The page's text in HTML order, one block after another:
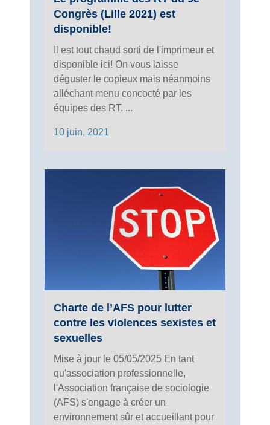
Congrès (Lille 2021) est
disponible!
Il est tout chaud sorti de l'imprimeur et
disponible ici! On vous laisse
déguster le copieux mais néanmoins
alléchant menu concocté par les
équipes des RT. ...
10 juin, 2021
Charte de l’AFS pour lutter
contre les violences sexistes et
sexuelles
Mise à jour le 05/05/2025 En tant
qu'association professionnelle,
l'Association française de sociologie
(AFS) s'engage à créer un
environnement sûr et accueillant pour